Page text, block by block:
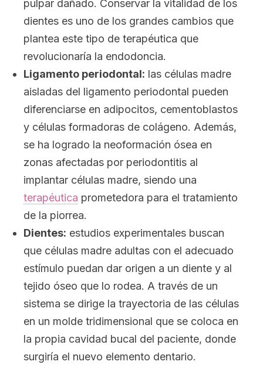
pulpar dañado. Conservar la vitalidad de los
dientes es uno de los grandes cambios que
plantea este tipo de terapéutica que
revolucionaría la endodoncia.
Ligamento periodontal: las células madre
aisladas del ligamento periodontal pueden
diferenciarse en adipocitos, cementoblastos
y células formadoras de colágeno. Además,
se ha logrado la neoformación ósea en
zonas afectadas por periodontitis al
implantar células madre, siendo una
terapéutica prometedora para el tratamiento
de la piorrea.
Dientes: estudios experimentales buscan
que células madre adultas con el adecuado
estímulo puedan dar origen a un diente y al
tejido óseo que lo rodea. A través de un
sistema se dirige la trayectoria de las células
en un molde tridimensional que se coloca en
la propia cavidad bucal del paciente, donde
surgiría el nuevo elemento dentario.